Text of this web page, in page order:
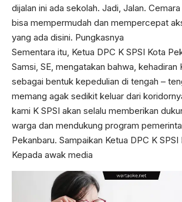
dijalan ini ada sekolah. Jadi, Jalan.
bisa mempermudah dan mempercepat
yang ada disini. Pungkasnya
Sementara itu, Ketua DPC K SPSI Kota
Samsi, SE, mengatakan bahwa, kehadiran
sebagai bentuk kepedulian di tengah –
memang agak sedikit keluar dari
kami K SPSI akan selalu memberikan
warga dan mendukung program
Pekanbaru. Sampaikan Ketua DPC K
Kepada awak media